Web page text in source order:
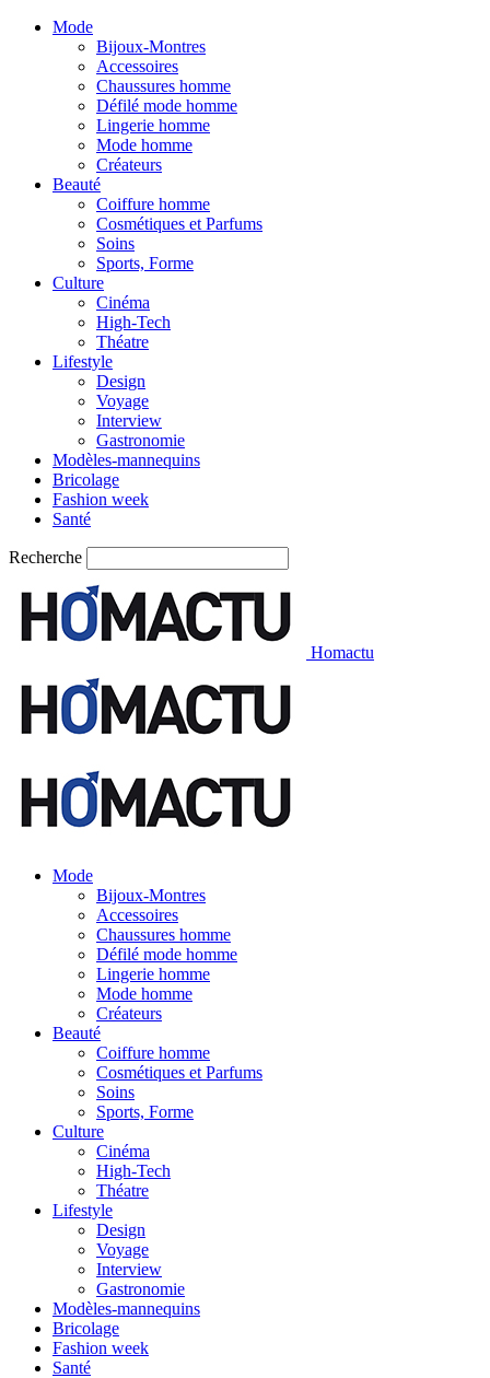
Mode
Bijoux-Montres
Accessoires
Chaussures homme
Défilé mode homme
Lingerie homme
Mode homme
Créateurs
Beauté
Coiffure homme
Cosmétiques et Parfums
Soins
Sports, Forme
Culture
Cinéma
High-Tech
Théatre
Lifestyle
Design
Voyage
Interview
Gastronomie
Modèles-mannequins
Bricolage
Fashion week
Santé
Recherche
Homactu
Mode
Bijoux-Montres
Accessoires
Chaussures homme
Défilé mode homme
Lingerie homme
Mode homme
Créateurs
Beauté
Coiffure homme
Cosmétiques et Parfums
Soins
Sports, Forme
Culture
Cinéma
High-Tech
Théatre
Lifestyle
Design
Voyage
Interview
Gastronomie
Modèles-mannequins
Bricolage
Fashion week
Santé